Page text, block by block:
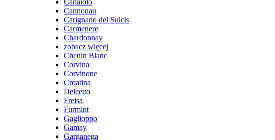
Canaiolo
Cannonau
Carignano del Sulcis
Carmenere
Chardonnay
zobacz więcej
Chenin Blanc
Corvina
Corvinone
Croatina
Delcetto
Freisa
Furmint
Gaglioppo
Gamay
Garganega